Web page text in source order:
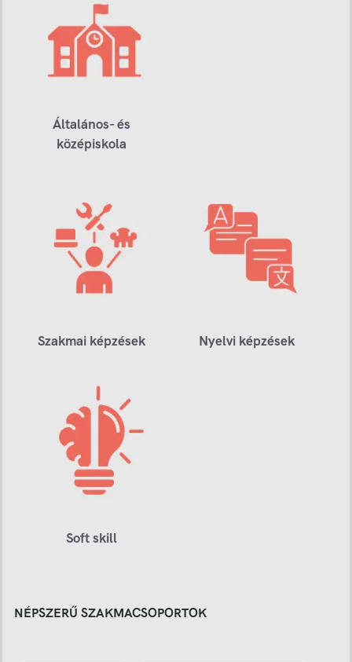
Általános- és
középiskola
Szakmai képzések Nyelvi képzések
Soft skill
NÉPSZERŰ SZAKMACSOPORTOK